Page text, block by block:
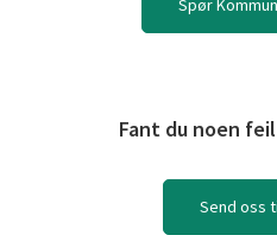
Spør
Fant du noen
Send oss